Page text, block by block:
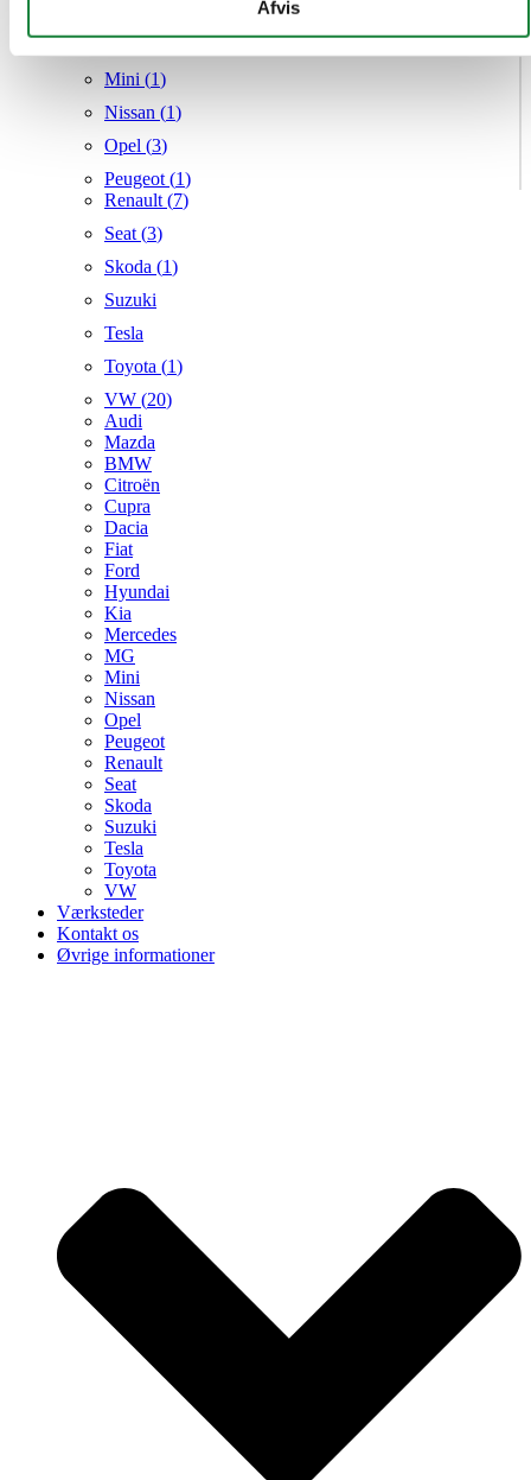
givet dem, eller som de har indsamlet fra din brug af deres
tjenester.
Afvis
Mini (1)
Nissan (1)
Opel (3)
Peugeot (1)
Renault (7)
Seat (3)
Skoda (1)
Suzuki
Tesla
Toyota (1)
VW (20)
Audi
Mazda
BMW
Citroën
Cupra
Dacia
Fiat
Ford
Hyundai
Kia
Mercedes
MG
Mini
Nissan
Opel
Peugeot
Renault
Seat
Skoda
Suzuki
Tesla
Toyota
VW
Værksteder
Kontakt os
Øvrige informationer